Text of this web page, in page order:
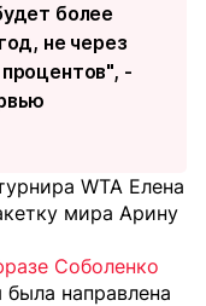
более
не через
-
WTA Елена
мира Арину
Соболенко
направлена